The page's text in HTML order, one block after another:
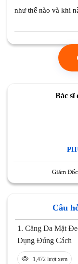
như thế nào và khi
Bác sĩ
Giám
Câu
1. Căng Da Mặt
Dụng Đúng Cách
1,472 lượt xem